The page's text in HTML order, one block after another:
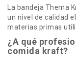
La bandeja Thema
un nivel de calidad
materias primas
¿A qué
comida kraft?